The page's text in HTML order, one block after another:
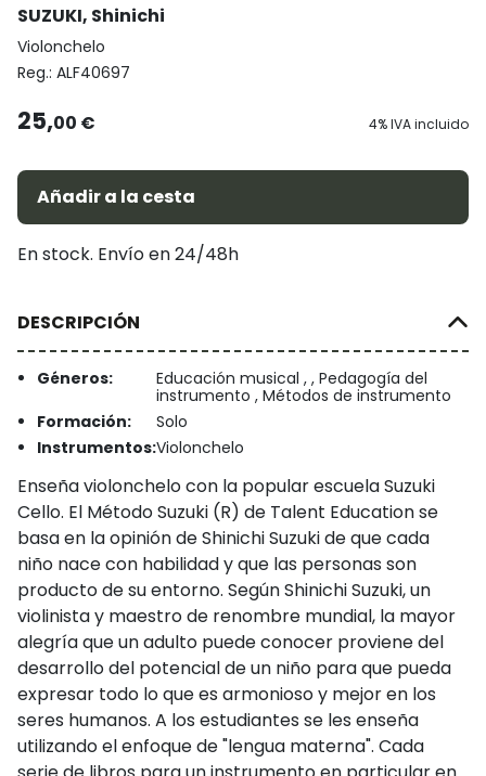
SUZUKI, Shinichi
Violonchelo
Reg.: ALF40697
25,00 € 4% IVA incluido
Añadir a la cesta
En stock. Envío en 24/48h
DESCRIPCIÓN
Géneros:
Educación musical , , Pedagogía del
instrumento , Métodos de instrumento
Formación:
Solo
Instrumentos:Violonchelo
Enseña violonchelo con la popular escuela Suzuki
Cello. El Método Suzuki (R) de Talent Education se
basa en la opinión de Shinichi Suzuki de que cada
niño nace con habilidad y que las personas son
producto de su entorno. Según Shinichi Suzuki, un
violinista y maestro de renombre mundial, la mayor
alegría que un adulto puede conocer proviene del
desarrollo del potencial de un niño para que pueda
expresar todo lo que es armonioso y mejor en los
seres humanos. A los estudiantes se les enseña
utilizando el enfoque de "lengua materna". Cada